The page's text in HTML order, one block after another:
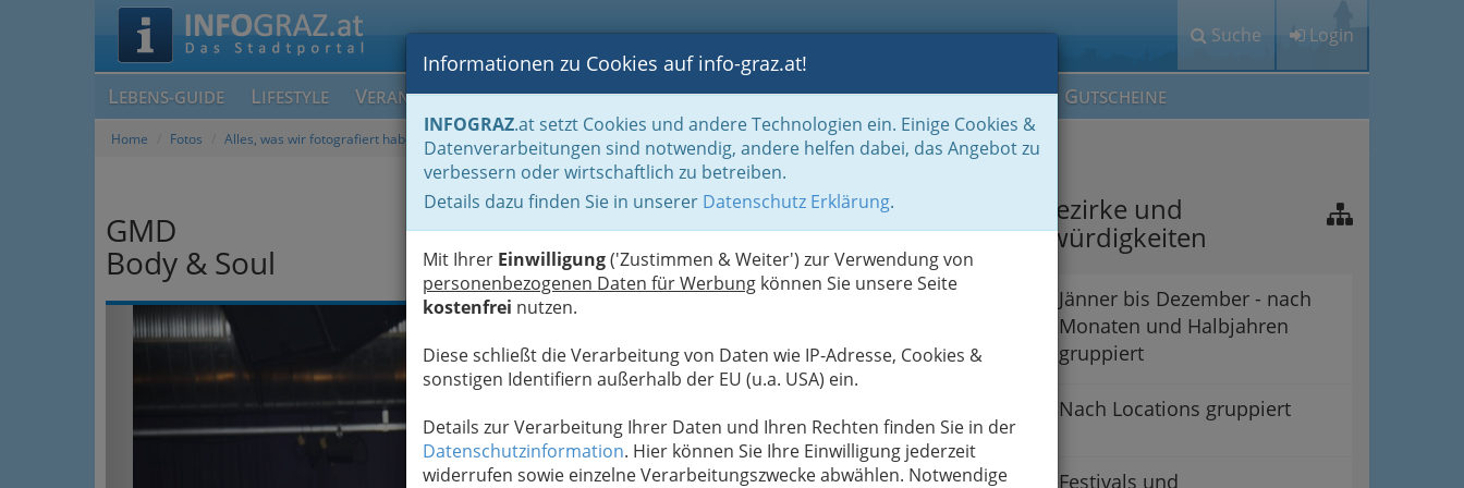
Suche Login
LEBENS-GUIDE LIFESTYLE VERANSTALTUNGEN BLOGS FOTOS GASTRONOMIE BRANCHEN MEIN IG GUTSCHEINE
Informationen zu Cookies auf info-graz.at!
INFOGRAZ.at setzt Cookies und andere Technologien ein. Einige Cookies &
Datenverarbeitungen sind notwendig, andere helfen dabei, das Angebot zu
verbessern oder wirtschaftlich zu betreiben.
Details dazu finden Sie in unserer Datenschutz Erklärung.
Mit Ihrer Einwilligung('Zustimmen & Weiter') zur Verwendung von
personenbezogenen Daten für Werbung können Sie unsere Seite
kostenfrei nutzen.
Diese schließt die Verarbeitung von Daten wie IP-Adresse, Cookies &
sonstigen Identifiern außerhalb der EU (u.a. USA) ein.
Details zur Verarbeitung Ihrer Daten und Ihren Rechten finden Sie in der
Datenschutzinformation. Hier können Sie Ihre Einwilligung jederzeit
widerrufen sowie einzelne Verarbeitungszwecke abwählen. Notwendige
Home Fotos Alles, was wir fotografiert haben, chronologisch
GMD
Body & Soul
Previous
Graz - Bezirke und
Sehenswürdigkeiten
Jänner bis Dezember - nach
Monaten und Halbjahren
gruppiert
Nach Locations gruppiert
Festivals und